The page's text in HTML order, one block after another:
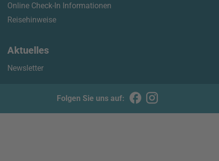
Online Check-In Informationen
Reisehinweise
Aktuelles
Newsletter
Folgen Sie uns auf: